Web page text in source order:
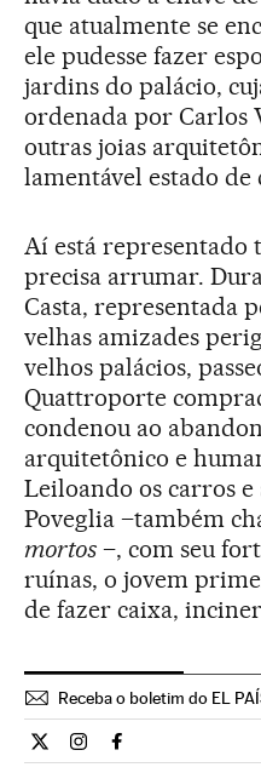
que atualmente se
ele pudesse fazer
jardins do palácio,
ordenada por Carlos
outras joias
lamentável estado de
Aí está representado
precisa arrumar.
Casta, representada
velhas amizades
velhos palácios,
Quattroporte
condenou ao
arquitetônico e
Leiloando os carros
Poveglia –também
mortos–, com seu
ruínas, o jovem
de fazer caixa,
Receba o boletim do EL
Internacional El País Brasil
Internacional El País
Internacional El